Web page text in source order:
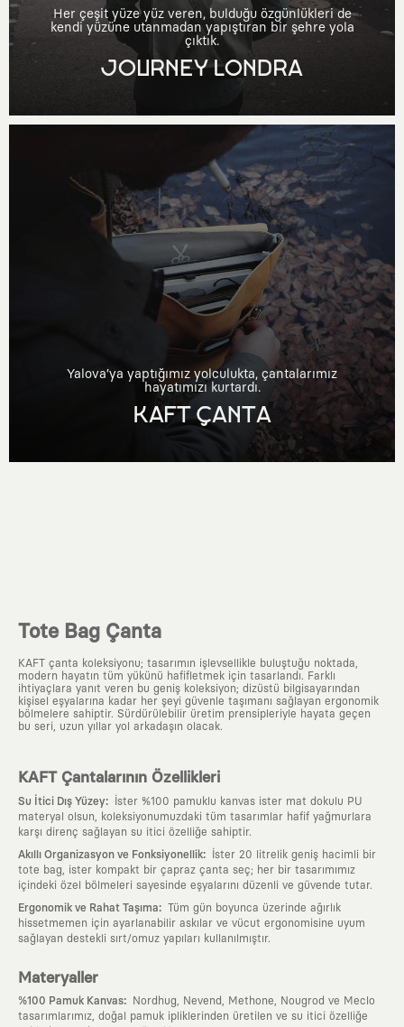
Her çeşit yüze yüz veren, bulduğu özgünlükleri de
kendi yüzüne utanmadan yapıştıran bir şehre yola
çıktık.
JOURNEY LONDRA
Yalova’ya yaptığımız yolculukta, çantalarımız
hayatımızı kurtardı.
KAFT ÇANTA
Tote Bag Çanta
KAFT çanta koleksiyonu; tasarımın işlevsellikle buluştuğu noktada,
modern hayatın tüm yükünü hafifletmek için tasarlandı. Farklı
ihtiyaçlara yanıt veren bu geniş koleksiyon; dizüstü bilgisayarından
kişisel eşyalarına kadar her şeyi güvenle taşımanı sağlayan ergonomik
bölmelere sahiptir. Sürdürülebilir üretim prensipleriyle hayata geçen
bu seri, uzun yıllar yol arkadaşın olacak.
KAFT Çantalarının Özellikleri
Su İtici Dış Yüzey:
İster %100 pamuklu kanvas ister mat dokulu PU
materyal olsun, koleksiyonumuzdaki tüm tasarımlar hafif yağmurlara
karşı direnç sağlayan su itici özelliğe sahiptir.
Akıllı Organizasyon ve Fonksiyonellik:
İster 20 litrelik geniş hacimli bir
tote bag, ister kompakt bir çapraz çanta seç; her bir tasarımımız
içindeki özel bölmeleri sayesinde eşyalarını düzenli ve güvende tutar.
Ergonomik ve Rahat Taşıma: Tüm gün boyunca üzerinde ağırlık
hissetmemen için ayarlanabilir askılar ve vücut ergonomisine uyum
sağlayan destekli sırt/omuz yapıları kullanılmıştır.
Materyaller
%100 Pamuk Kanvas:
Nordhug, Nevend, Methone, Nougrod ve Meclo
tasarımlarımız, doğal pamuk ipliklerinden üretilen ve su itici özelliğe